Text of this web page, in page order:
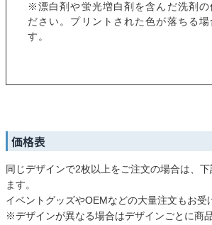
※漂白剤や蛍光増白剤を含んだ洗剤の
ださい。プリントされた色が落ちる場
す。
価格表
同じデザインで2枚以上をご注文の場合は、
ます。
イベントグッズやOEMなどの大量注文もお受
※デザインが異なる場合はデザインごとに商